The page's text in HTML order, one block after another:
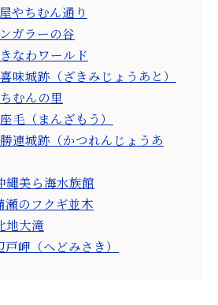
やちむん通り
ガラーの谷
なわワールド
味城跡（ざきみじょうあと）
むんの里
毛（まんざもう）
連城跡（かつれんじょうあ
縄美ら海水族館
瀬のフクギ並木
地大滝
岬（へどみさき）